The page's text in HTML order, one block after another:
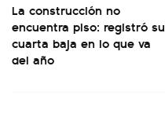
La construcción no
encuentra piso: registró su
cuarta baja en lo que va
del año